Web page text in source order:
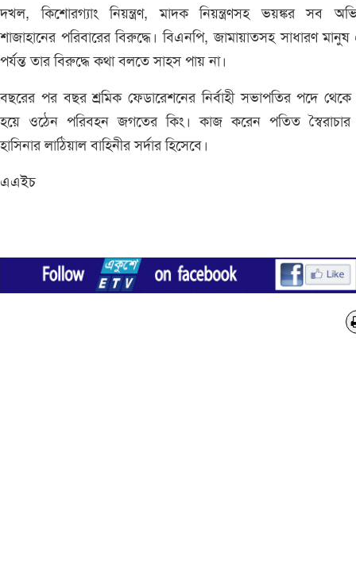
দখল, কিশোরগ্যাং নিয়ন্ত্রণ, মাদক নিয়ন্ত্রণসহ ভয়ঙ্কর সব
শাজাহানের পরিবারের বিরুদ্ধে। বিএনপি, জামায়াতসহ সাধারণ
পর্যন্ত তার বিরুদ্ধে কথা বলতে সাহস পায় না।
বছরের পর বছর শ্রমিক ফেডারেশনের নির্বাহী সভাপতির পদে থেকে
হয়ে ওঠেন পরিবহন জগতের কিং। কাজ করেন পতিত
হাসিনার লাঠিয়াল বাহিনীর সর্দার হিসেবে।
এএইচ